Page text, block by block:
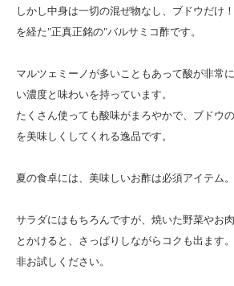
しかし中身は一切の混ぜ物なし、ブドウだけ
を経た"正真正銘の"バルサミコ酢です。
マルツェミーノが多いこともあって酸が非常
い濃度と味わいを持っています。
たくさん使っても酸味がまろやかで、ブドウ
を美味しくしてくれる逸品です。
夏の食卓には、美味しいお酢は必須アイテム。
サラダにはもちろんですが、焼いた野菜やお
とかけると、さっぱりしながらコクも出ます
非お試しください。